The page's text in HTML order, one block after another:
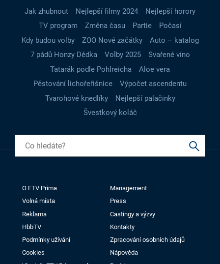
Jak zhubnout Nejlepší filmy 2024
Nejlepší horory
TV program
Změna času Partie
Počasí
Kdy budou volby
ZOO Nové začátky
Auto – katalog
7 pádů Honzy Dědka
Volby 2025
Svařené víno
Tatarák podle Pohlreicha
Aloe vera
Pěstování lichořeřišnice
Výpočet ascendentu
Tvarohové knedlíky
Nejlepší palačinky
Švestkový koláč
O FTV Prima
Management
Volná místa
Press
Reklama
Castingy a výzvy
HbbTV
Kontakty
Podmínky užívání
Zpracování osobních údajů
Cookies
Nápověda